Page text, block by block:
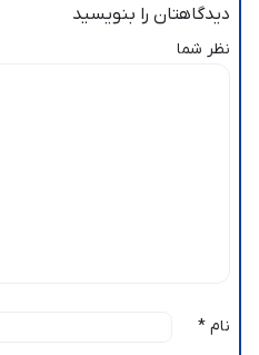
دیدگاهتان را بنویسید
نظر شما
نام *